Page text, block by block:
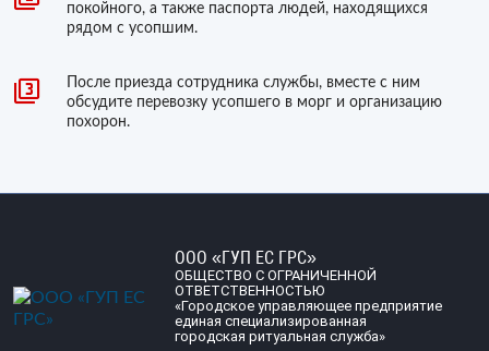
покойного, а также паспорта людей, находящихся
рядом с усопшим.
После приезда сотрудника службы, вместе с ним
обсудите перевозку усопшего в морг и организацию
похорон.
ООО «ГУП ЕС ГРС»
ОБЩЕСТВО С ОГРАНИЧЕННОЙ
ОТВЕТСТВЕННОСТЬЮ
«Городское управляющее предприятие
единая специализированная
городская ритуальная служба»